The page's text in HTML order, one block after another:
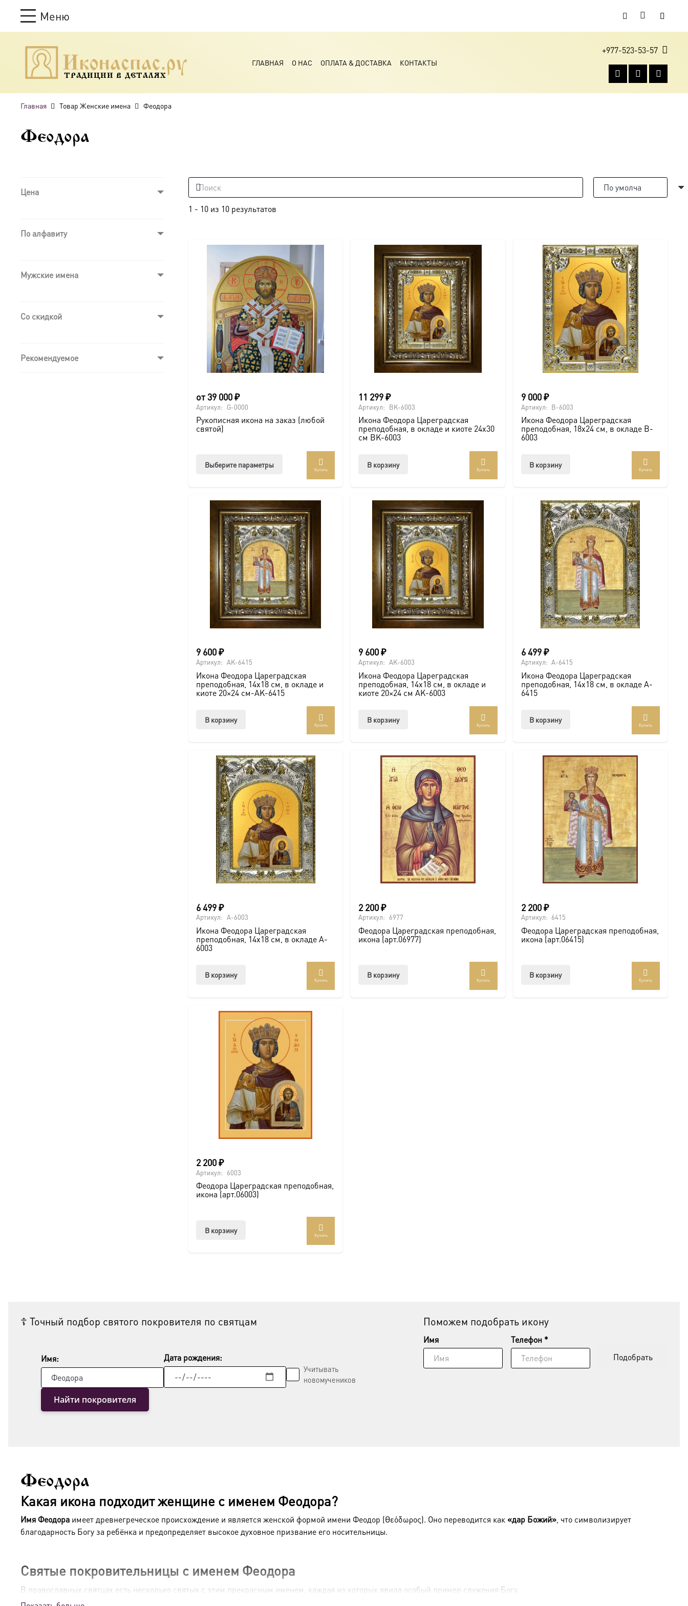
Меню
ТРАДИЦИИ В ДЕТАЛЯХ
ГЛАВНАЯ О НАС ОПЛАТА & ДОСТАВКА КОНТАКТЫ
+977-523-53-57
Главная Товар Женские имена Феодора
Феодора
Цена
По алфавиту
Мужские имена
Со скидкой
Рекомендуемое
1 - 10 из 10 результатов
от39 000₽
Артикул: G-0000
Рукописная икона на заказ (любой
святой)
Выберите параметры
вариаций.
Опции
можно
выбрать
на
странице
товара.
Купить
11 299₽
Артикул: BK-6003
Икона Феодора Цареградская
преподобная, в окладе и киоте 24х30
см BK-6003
В корзину
Купить
9 000₽
Артикул: B-6003
Икона Феодора Цареградская
преподобная, 18х24 см, в окладе B-
6003
В корзину
Купить
9 600₽
Артикул: AK-6415
Икона Феодора Цареградская
преподобная, 14х18 см, в окладе и
киоте 20×24 см-AK-6415
В корзину
Купить
9 600₽
Артикул: AK-6003
Икона Феодора Цареградская
преподобная, 14х18 см, в окладе и
киоте 20×24 см AK-6003
В корзину
Купить
6 499₽
Артикул: A-6415
Икона Феодора Цареградская
преподобная, 14х18 см, в окладе A-
6415
В корзину
Купить
6 499₽
Артикул: A-6003
Икона Феодора Цареградская
преподобная, 14х18 см, в окладе A-
6003
В корзину
Купить
2 200₽
Артикул: 6977
Феодора Цареградская преподобная,
икона (арт.06977)
В корзину
Купить
2 200₽
Артикул: 6415
Феодора Цареградская преподобная,
икона (арт.06415)
В корзину
Купить
2 200₽
Артикул: 6003
Феодора Цареградская преподобная,
икона (арт.06003)
В корзину
Купить
☦ Точный подбор святого покровителя по святцам
Имя: Дата рождения:
Учитывать
новомучеников
Найти покровителя
Поможем подобрать икону
Имя
Телефон *
Подобрать
Феодора
Какая икона подходит женщине с именем Феодора?
Имя Феодора имеет древнегреческое происхождение и является женской формой имени Феодор (Θεόδωρος). Оно переводится как«дар Божий», что символизирует
благодарность Богу за ребёнка и предопределяет высокое духовное призвание его носительницы.
Святые покровительницы с именем Феодора
В православных святцах есть несколько святых с этим прекрасным именем, каждая из которых явила особый пример служения Богу.